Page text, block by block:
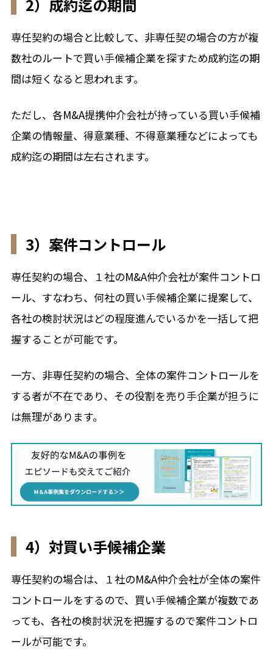
2）成約迄の期間
専任契約の場合と比較して、非専任契の場合の方が複
数社のルートで買い手候補企業を探すため成約迄の期
間は短くなると思われます。
ただし、各M&A提携仲介会社が持っている買い手候補
企業の情報量、得意業種、不得意業種などによっても
成約迄の期間は左右されます。
3）案件コントロール
専任契約の場合、１社のM&A仲介会社が案件コントロ
ール、すなわち、何社の買い手候補企業に提案して、
各社の検討状況はどの程度進んでいるかを一括して把
握することが可能です。
一方、非専任契約の場合、全体の案件コントロールを
する者が不在であり、その役割を売り手企業が担うに
は無理があります。
4）対買い手候補企業
専任契約の場合は、１社のM&A仲介会社が全体の案件
コントロールをするので、買い手候補企業が複数であ
っても、各社の検討状況を把握するので案件コントロ
ールが可能です。